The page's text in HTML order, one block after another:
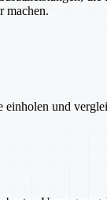
machen.
und